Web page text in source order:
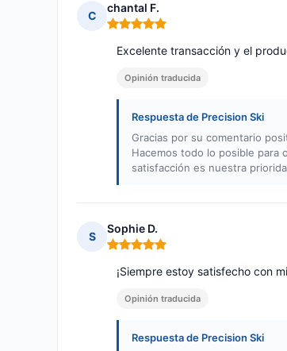
C
chantal F.
Nota: 5 de 5
Excelente transacción y el
Opinión traducida
Respuesta de Precision Ski
Gracias por su comentario
Hacemos todo lo posible para
satisfacción es nuestra
S
Sophie D.
Nota: 5 de 5
¡Siempre estoy satisfecho con
Opinión traducida
Respuesta de Precision Ski